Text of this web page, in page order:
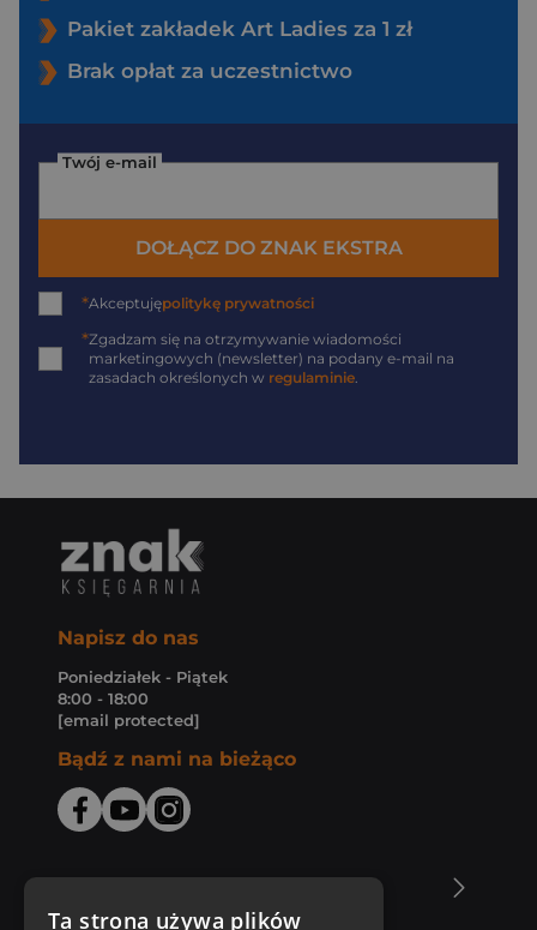
Pakiet zakładek Art Ladies za 1 zł
Brak opłat za uczestnictwo
Twój e-mail
DOŁĄCZ DO ZNAK EKSTRA
*Akceptujępolitykę prywatności
*Zgadzam się na otrzymywanie wiadomości
marketingowych (newsletter) na podany e-mail na
zasadach określonych w regulaminie.
Napisz do nas
Poniedziałek - Piątek
8:00 - 18:00
[email protected]
Bądź z nami na bieżąco
Ta strona używa plików